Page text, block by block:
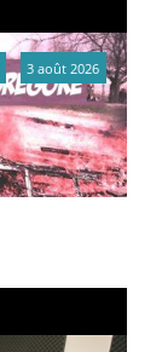
3 août 2026